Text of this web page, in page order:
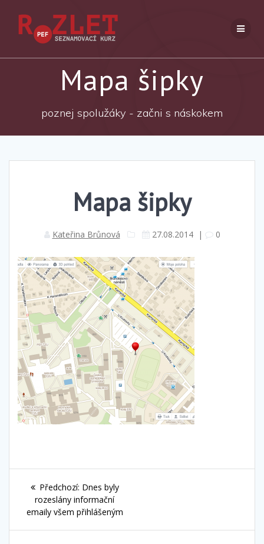
Mapa šipky
poznej spolužáky - začni s náskokem
Mapa šipky
Kateřina Brůnová 27.08.2014| 0
Navigace
pro
příspěvek
Předchozí: Předchozí
příspěvek:
Dnes byly
rozeslány informační
emaily všem přihlášeným